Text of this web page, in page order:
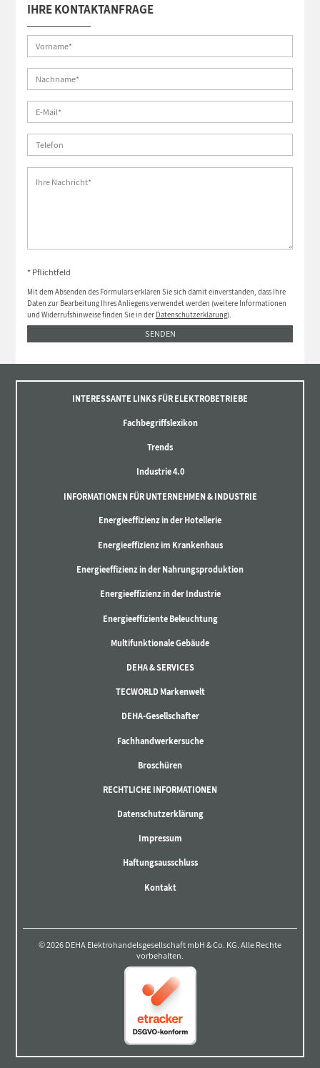
IHRE KONTAKTANFRAGE
* Pflichtfeld
Mit dem Absenden des Formulars erklären Sie sich damit einverstanden, dass Ihre
Daten zur Bearbeitung Ihres Anliegens verwendet werden (weitere Informationen
und Widerrufshinweise finden Sie in der Datenschutzerklärung).
SENDEN
INTERESSANTE LINKS FÜR ELEKTROBETRIEBE
Fachbegriffslexikon
Trends
Industrie 4.0
INFORMATIONEN FÜR UNTERNEHMEN & INDUSTRIE
Energieeffizienz in der Hotellerie
Energieeffizienz im Krankenhaus
Energieeffizienz in der Nahrungsproduktion
Energieeffizienz in der Industrie
Energieeffiziente Beleuchtung
Multifunktionale Gebäude
DEHA & SERVICES
TECWORLD Markenwelt
DEHA-Gesellschafter
Fachhandwerkersuche
Broschüren
RECHTLICHE INFORMATIONEN
Datenschutzerklärung
Impressum
Haftungsausschluss
Kontakt
© 2026 DEHA Elektrohandelsgesellschaft mbH & Co. KG. Alle Rechte
vorbehalten.